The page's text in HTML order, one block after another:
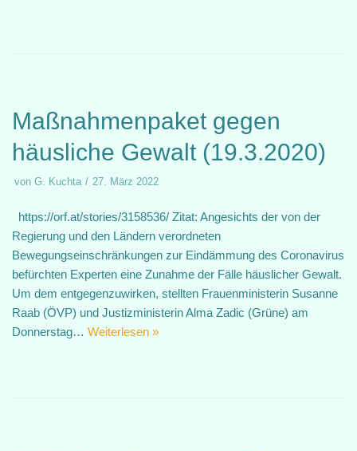
Maßnahmenpaket gegen
häusliche Gewalt (19.3.2020)
von G. Kuchta 27. März 2022
https://orf.at/stories/3158536/ Zitat: Angesichts der von der
Regierung und den Ländern verordneten
Bewegungseinschränkungen zur Eindämmung des Coronavirus
befürchten Experten eine Zunahme der Fälle häuslicher Gewalt.
Um dem entgegenzuwirken, stellten Frauenministerin Susanne
Raab (ÖVP) und Justizministerin Alma Zadic (Grüne) am
Donnerstag… Weiterlesen »